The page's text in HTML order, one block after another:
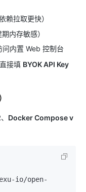
赖拉取更快）
内存敏感）
内置 Web 控制台
接填 BYOK API Key
、 Docker Compose v
io/open-